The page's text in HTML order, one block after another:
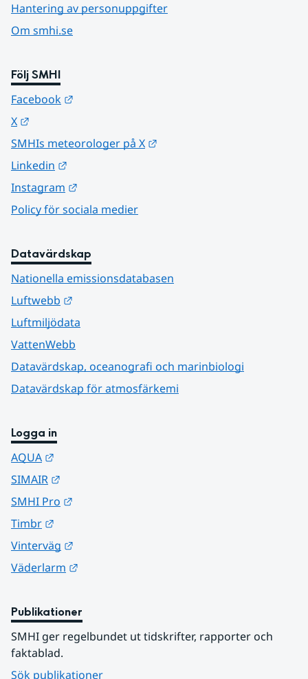
Hantering av personuppgifter
Om smhi.se
Följ SMHI
Facebook
X
SMHIs meteorologer på X
Linkedin
Instagram
Policy för sociala medier
Datavärdskap
Nationella emissionsdatabasen
Luftwebb
Luftmiljödata
VattenWebb
Datavärdskap, oceanografi och marinbiologi
Datavärdskap för atmosfärkemi
Logga in
AQUA
SIMAIR
SMHI Pro
Timbr
Vinterväg
Väderlarm
Publikationer
SMHI ger regelbundet ut tidskrifter, rapporter och
faktablad.
Sök publikationer